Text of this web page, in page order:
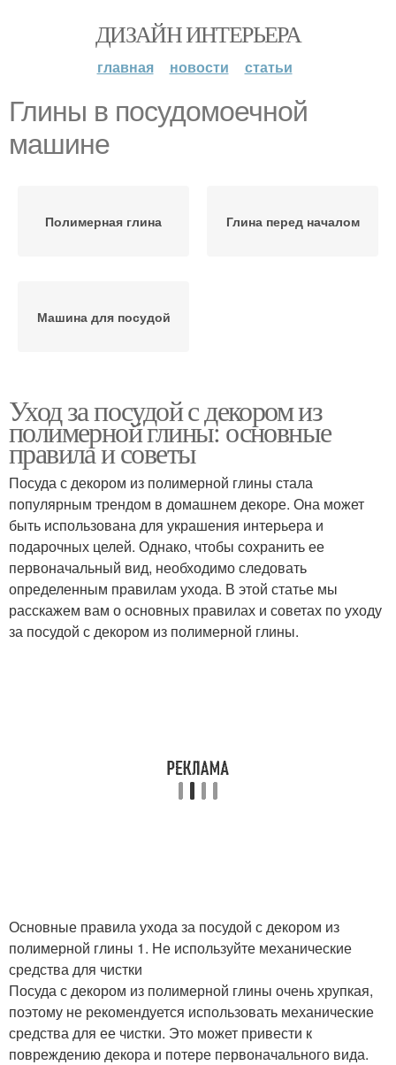
ДИЗАЙН ИНТЕРЬЕРА
главная новости статьи
Глины в посудомоечной
машине
Полимерная глина Глина перед началом
Машина для посудой
Уход за посудой с декором из
полимерной глины: основные
правила и советы
Посуда с декором из полимерной глины стала
популярным трендом в домашнем декоре. Она может
быть использована для украшения интерьера и
подарочных целей. Однако, чтобы сохранить ее
первоначальный вид, необходимо следовать
определенным правилам ухода. В этой статье мы
расскажем вам о основных правилах и советах по уходу
за посудой с декором из полимерной глины.
Основные правила ухода за посудой с декором из
полимерной глины 1. Не используйте механические
средства для чистки
Посуда с декором из полимерной глины очень хрупкая,
поэтому не рекомендуется использовать механические
средства для ее чистки. Это может привести к
повреждению декора и потере первоначального вида.